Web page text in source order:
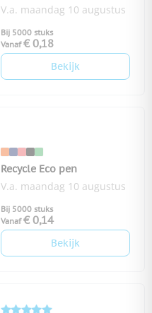
V.a. maandag 10 augustus
Bij 5000 stuks
Vanaf € 0,18
Bekijk
Recycle Eco pen
V.a. maandag 10 augustus
Bij 5000 stuks
Vanaf € 0,14
Bekijk